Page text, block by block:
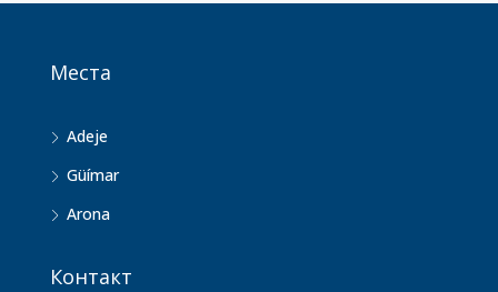
Места
Adeje
Güímar
Arona
Контакт